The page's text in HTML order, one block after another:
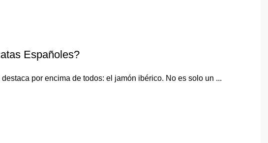
Españoles?
por encima de todos: el jamón ibérico. No es solo un ...